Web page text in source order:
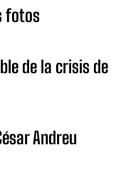
fotos
de la crisis de
Andreu